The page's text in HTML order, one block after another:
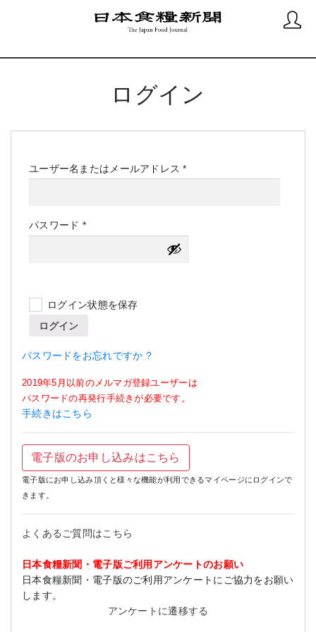
ログイン
ユーザー名またはメールアドレス*必
パスワード *必
須
ログイン状態を保存
ログイン
パスワードをお忘れですか ?
2019年5月以前のメルマガ登録ユーザーは
パスワードの再発行手続きが必要です。
手続きはこちら
電子版のお申し込みはこちら
電子版にお申し込み頂くと様々な機能が利用できるマイページにログインで
きます。
よくあるご質問はこちら
日本食糧新聞・電子版ご利用アンケートのお願い
日本食糧新聞・電子版のご利用アンケートにご協力をお願い
します。
アンケートに遷移する